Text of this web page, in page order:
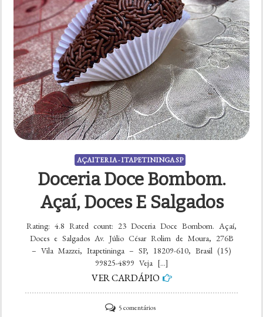
AÇAITERIA - ITAPETININGA SP
Doceria Doce Bombom.
Açaí, Doces E Salgados
Rating: 4.8 Rated count: 23 Doceria Doce Bombom. Açaí,
Doces e Salgados Av. Júlio César Rolim de Moura, 276B
– Vila Mazzei, Itapetininga – SP, 18209-610, Brasil (15)
99825-4899 Veja […]
VER CARDÁPIO
5 comentáriosem